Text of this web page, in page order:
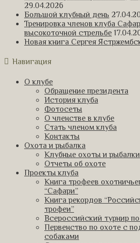
29.04.2026
Большой клубный день
Тренировка членов клуба
высокоточной стрельбе
Новая книга Сергея
Навигация
О клубе
Обращение президента
История клуба
Фотосеты
О членстве в клубе
Стать членом клуба
Контакты
Охота и рыбалка
Клубные охоты и рыбалки
Отчеты об охоте
Проекты клуба
Книга трофеев
“Сафари”
Книга рекордов
трофеи”
Всероссийский турнир
Первенство по охоте с
собаками